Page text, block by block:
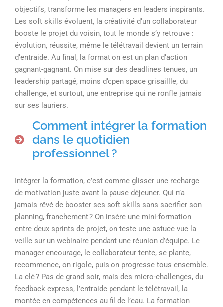
objectifs, transforme les managers en leaders inspirants.
Les soft skills évoluent, la créativité d’un collaborateur
booste le projet du voisin, tout le monde s’y retrouve :
évolution, réussite, même le télétravail devient un terrain
d’entraide. Au final, la formation est un plan d’action
gagnant-gagnant. On mise sur des deadlines tenues, un
leadership partagé, moins d’open space grisaillle, du
challenge, et surtout, une entreprise qui ne ronfle jamais
sur ses lauriers.
Comment intégrer la formation
dans le quotidien
professionnel ?
Intégrer la formation, c’est comme glisser une recharge
de motivation juste avant la pause déjeuner. Qui n’a
jamais rêvé de booster ses soft skills sans sacrifier son
planning, franchement ? On insère une mini-formation
entre deux sprints de projet, on teste une astuce vue la
veille sur un webinaire pendant une réunion d’équipe. Le
manager encourage, le collaborateur tente, se plante,
recommence, on rigole, puis on progresse tous ensemble.
La clé ? Pas de grand soir, mais des micro-challenges, du
feedback express, l’entraide pendant le télétravail, la
montée en compétences au fil de l’eau. La formation